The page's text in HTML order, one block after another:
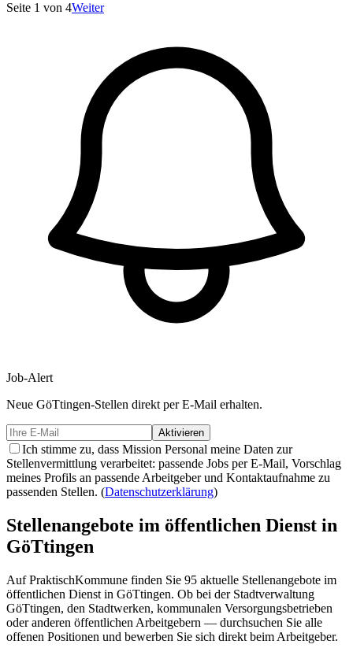
Seite 1 von 4Weiter
Job-Alert
Neue GöTtingen-Stellen direkt per E-Mail erhalten.
Aktivieren
Ich stimme zu, dass Mission Personal meine Daten zur
Stellenvermittlung verarbeitet: passende Jobs per E-Mail, Vorschlag
meines Profils an passende Arbeitgeber und Kontaktaufnahme zu
passenden Stellen. (Datenschutzerklärung)
Stellenangebote im öffentlichen Dienst in
GöTtingen
Auf PraktischKommune finden Sie 95 aktuelle Stellenangebote im
öffentlichen Dienst in GöTtingen. Ob bei der Stadtverwaltung
GöTtingen, den Stadtwerken, kommunalen Versorgungsbetrieben
oder anderen öffentlichen Arbeitgebern — durchsuchen Sie alle
offenen Positionen und bewerben Sie sich direkt beim Arbeitgeber.